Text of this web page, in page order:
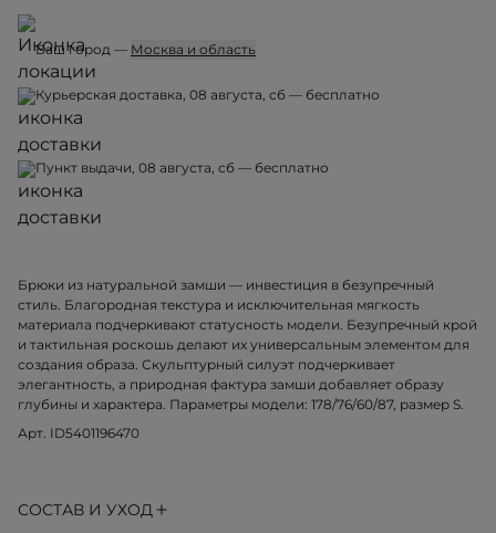
Ваш город — Москва и область
Курьерская доставка, 08 августа, сб — бесплатно
Пункт выдачи, 08 августа, сб — бесплатно
Брюки из натуральной замши — инвестиция в безупречный
стиль. Благородная текстура и исключительная мягкость
материала подчеркивают статусность модели. Безупречный крой
и тактильная роскошь делают их универсальным элементом для
создания образа. Скульптурный силуэт подчеркивает
элегантность, а природная фактура замши добавляет образу
глубины и характера. Параметры модели: 178/76/60/87, размер S.
Арт. ID5401196470
СОСТАВ И УХОД